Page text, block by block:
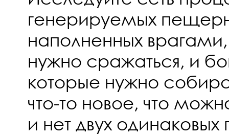
генерируемых
наполненных
нужно сражаться, и
которые нужно
что-то новое, что
и нет двух